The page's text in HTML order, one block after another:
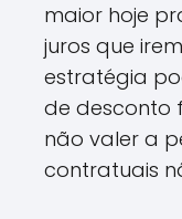
maior hoje
juros que
estratégia
de desconto
não valer a
contratuais